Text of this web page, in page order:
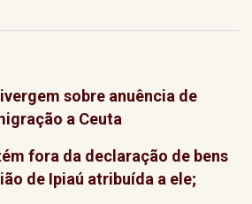
sobre anuência de
a Ceuta
fora da declaração de bens
de Ipiaú atribuída a ele;